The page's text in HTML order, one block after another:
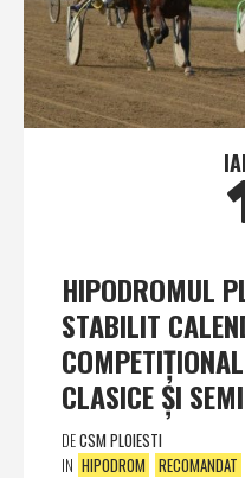
HIPODROMUL
STABILIT
CLASICE ŞI
DECSM PLOIESTI
IN HIPODROM RECOMANDAT